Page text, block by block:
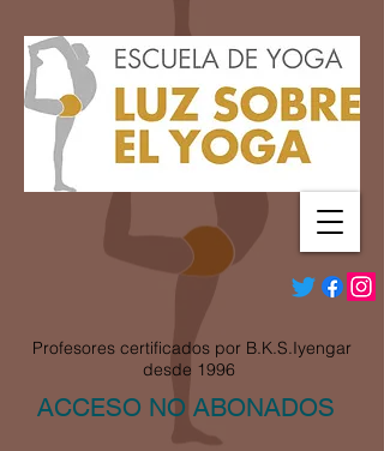
Profesores certificados por B.K.S.Iyengar
desde 1996
ACCESO NO ABONADOS